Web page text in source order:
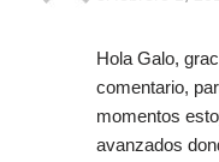
Hola Galo,
comentario,
momentos
avanzados